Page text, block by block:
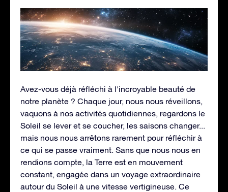
Avez-vous déjà réfléchi à l'incroyable beauté de
notre planète ? Chaque jour, nous nous réveillons,
vaquons à nos activités quotidiennes, regardons le
Soleil se lever et se coucher, les saisons changer...
mais nous nous arrêtons rarement pour réfléchir à
ce qui se passe vraiment. Sans que nous nous en
rendions compte, la Terre est en mouvement
constant, engagée dans un voyage extraordinaire
autour du Soleil à une vitesse vertigineuse. Ce